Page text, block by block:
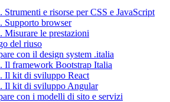
Strumenti e risorse per CSS e JavaScript
Supporto browser
Misurare le prestazioni
del riuso
con il design system .italia
Il framework Bootstrap Italia
Il kit di sviluppo React
Il kit di sviluppo Angular
con i modelli di sito e servizi